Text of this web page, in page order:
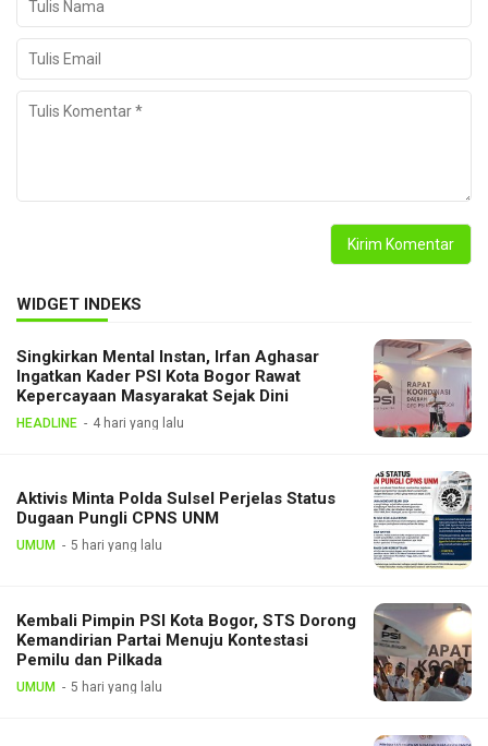
WIDGET INDEKS
Singkirkan Mental Instan, Irfan Aghasar
Ingatkan Kader PSI Kota Bogor Rawat
Kepercayaan Masyarakat Sejak Dini
HEADLINE 4 hari yang lalu
Aktivis Minta Polda Sulsel Perjelas Status
Dugaan Pungli CPNS UNM
UMUM 5 hari yang lalu
Kembali Pimpin PSI Kota Bogor, STS Dorong
Kemandirian Partai Menuju Kontestasi
Pemilu dan Pilkada
UMUM 5 hari yang lalu